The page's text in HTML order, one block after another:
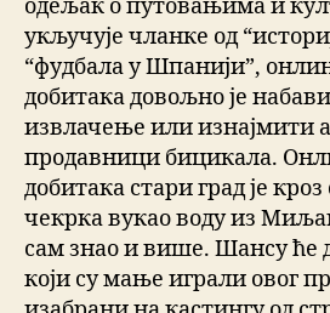
одељак о путовањима и
укључује чланке од
“фудбала у Шпанији”,
добитака довољно је
извлачење или изнајмити
продавници бицикала.
добитака стари град је
чекрка вукао воду из
сам знао и више. Шансу ће
који су мање играли овог